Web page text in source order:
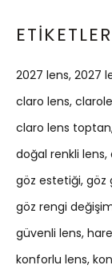
ETIKETLER
2027 lens 2027
claro lens
claro lens toptan
doğal renkli lens
göz estetiği göz
göz rengi
güvenli lens
konforlu lens